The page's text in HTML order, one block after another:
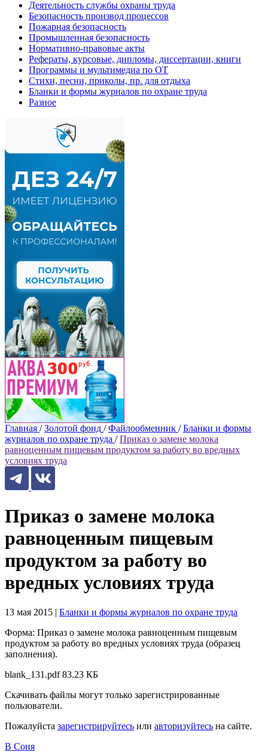
Деятельность службы охраны труда
Безопасность производ процессов
Пожарная безопасность
Промышленная безопасность
Нормативно-правовые акты
Рефераты, курсовые, дипломы, диссертации, книги
Программы и мультимедиа по ОТ
Стихи, песни, приколы, пр. для отдыха
Бланки и формы журналов по охране труда
Разное
Главная / Золотой фонд / Файлообменник / Бланки и формы
журналов по охране труда / Приказ о замене молока
равноценным пищевым продуктом за работу во вредных
условиях труда
Приказ о замене молока
равноценным пищевым
продуктом за работу во
вредных условиях труда
13 мая 2015 | Бланки и формы журналов по охране труда
Форма: Приказ о замене молока равноценным пищевым
продуктом за работу во вредных условиях труда (образец
заполнения).
blank_131.pdf83.23 КБ
Скачивать файлы могут только зарегистрированные
пользователи.
Пожалуйста зарегистрируйтесь или авторизуйтесь на сайте.
В Соня